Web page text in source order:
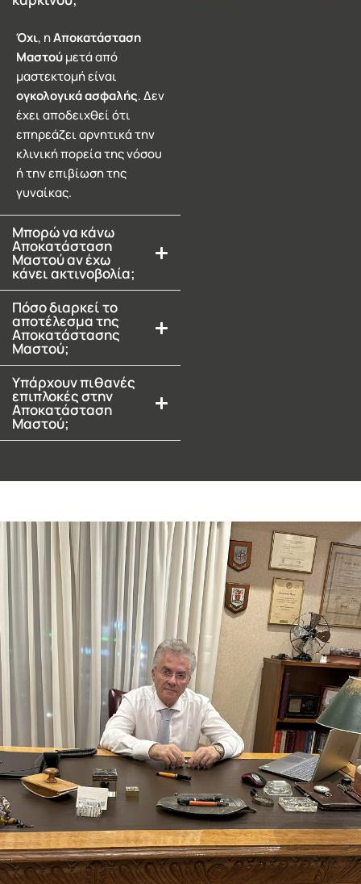
Όχι, ηΑποκατάσταση
Μαστούμετά από
μαστεκτομή είναι
ογκολογικά ασφαλής. Δεν
έχει αποδειχθεί ότι
επηρεάζει αρνητικά την
κλινική πορεία της νόσου
ή την επιβίωση της
γυναίκας.
Μπορώ να κάνω
Αποκατάσταση
Μαστού αν έχω
κάνει ακτινοβολία;
Πόσο διαρκεί το
αποτέλεσμα της
Αποκατάστασης
Μαστού;
Υπάρχουν πιθανές
επιπλοκές στην
Αποκατάσταση
Μαστού;